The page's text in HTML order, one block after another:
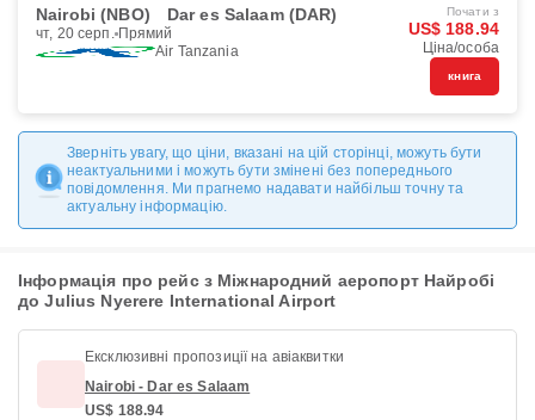
Nairobi (NBO) Dar es Salaam (DAR)
чт, 20 серп. Прямий
Air Tanzania
Почати з
US$ 188.94
Ціна/особа
книга
Зверніть увагу, що ціни, вказані на цій сторінці, можуть бути
неактуальними і можуть бути змінені без попереднього
повідомлення. Ми прагнемо надавати найбільш точну та
актуальну інформацію.
Інформація про рейс з Міжнародний аеропорт Найробі
до Julius Nyerere International Airport
Ексклюзивні пропозиції на авіаквитки
Nairobi - Dar es Salaam
US$ 188.94